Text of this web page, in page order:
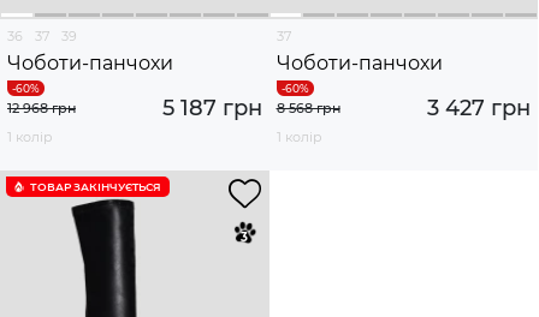
36 37 39
Чоботи-панчохи
5 187 грн
12 968 грн
1 колір
37
Чоботи-панчохи
3 427 грн
8 568 грн
1 колір
ТОВАР ЗАКІНЧУЄTЬСЯ